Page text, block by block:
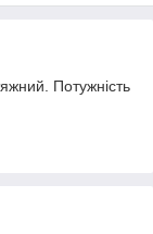
Потужність